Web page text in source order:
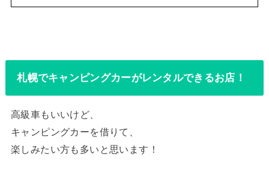
札幌でキャンピングカーがレンタルできるお店！
高級車もいいけど、
キャンピングカーを借りて、
楽しみたい方も多いと思います！